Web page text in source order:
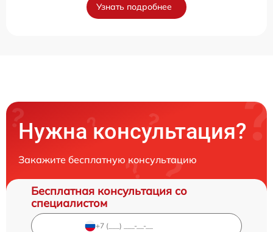
Узнать подробнее
Нужна консультация?
Закажите бесплатную консультацию
Бесплатная консультация со
специалистом